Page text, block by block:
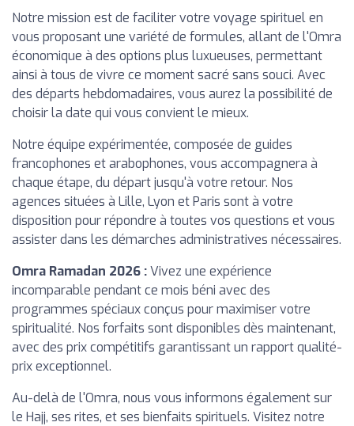
Notre mission est de faciliter votre voyage spirituel en
vous proposant une variété de formules, allant de l'Omra
économique à des options plus luxueuses, permettant
ainsi à tous de vivre ce moment sacré sans souci. Avec
des départs hebdomadaires, vous aurez la possibilité de
choisir la date qui vous convient le mieux.
Notre équipe expérimentée, composée de guides
francophones et arabophones, vous accompagnera à
chaque étape, du départ jusqu'à votre retour. Nos
agences situées à Lille, Lyon et Paris sont à votre
disposition pour répondre à toutes vos questions et vous
assister dans les démarches administratives nécessaires.
Omra Ramadan 2026 :Vivez une expérience
incomparable pendant ce mois béni avec des
programmes spéciaux conçus pour maximiser votre
spiritualité. Nos forfaits sont disponibles dès maintenant,
avec des prix compétitifs garantissant un rapport qualité-
prix exceptionnel.
Au-delà de l'Omra, nous vous informons également sur
le Hajj, ses rites, et ses bienfaits spirituels. Visitez notre